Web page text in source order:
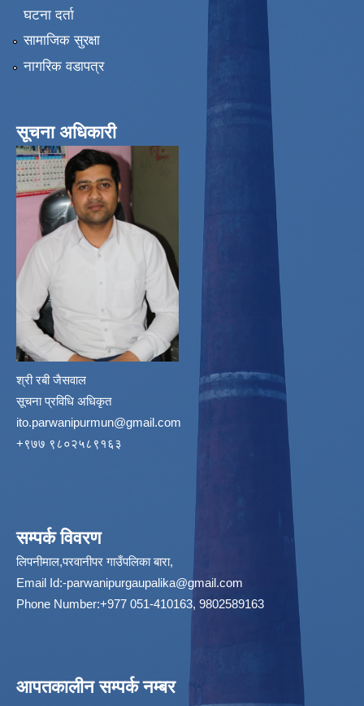
घटना दर्ता
सामाजिक सुरक्षा
नागरिक वडापत्र
सूचना अधिकारी
श्री रबी जैसवाल
सूचना प्रविधि अधिकृत
ito.parwanipurmun@gmail.com
‌+९७७ ९८०२५८९१६३
सम्पर्क विवरण
लिपनीमाल,परवानीपर गाउँपलिका बारा,
Email Id:-parwanipurgaupalika@gmail.com
Phone Number:+977 051-410163, 9802589163
आपतकालीन सम्पर्क नम्बर